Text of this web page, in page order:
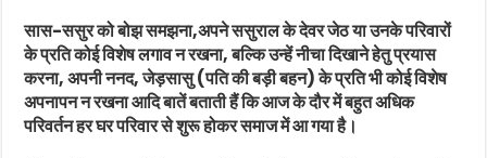
सास-ससुर को बोझ समझना,अपने ससुराल के देवर जेठ या उनके परिवारों
के प्रति कोई विशेष लगाव न रखना, बल्कि उन्हें नीचा दिखाने हेतु प्रयास
करना, अपनी ननद, जेड़सासु (पति की बड़ी बहन) के प्रति भी कोई विशेष
अपनापन न रखना आदि बातें बताती हैं कि आज के दौर में बहुत अधिक
परिवर्तन हर घर परिवार से शुरू होकर समाज में आ गया है।